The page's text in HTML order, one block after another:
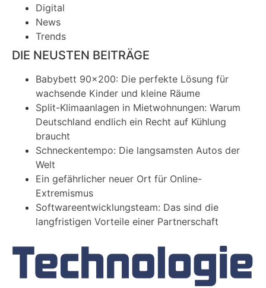
Digital
News
Trends
DIE NEUSTEN BEITRÄGE
Babybett 90×200: Die perfekte Lösung für
wachsende Kinder und kleine Räume
Split-Klimaanlagen in Mietwohnungen: Warum
Deutschland endlich ein Recht auf Kühlung
braucht
Schneckentempo: Die langsamsten Autos der
Welt
Ein gefährlicher neuer Ort für Online-
Extremismus
Softwareentwicklungsteam: Das sind die
langfristigen Vorteile einer Partnerschaft